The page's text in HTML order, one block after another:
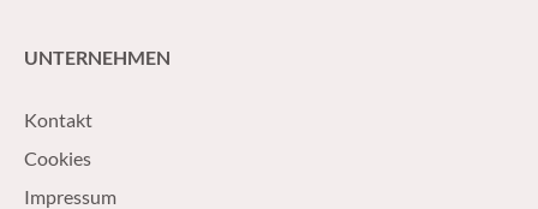
UNTERNEHMEN
Kontakt
Cookies
Impressum